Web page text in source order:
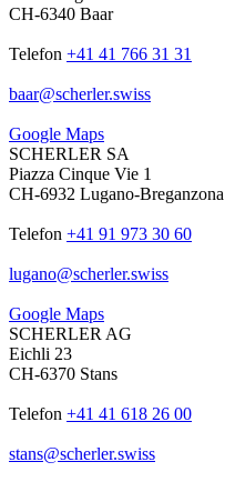
CH-6340 Baar
Telefon +41 41 766 31 31
baar@scherler.swiss
Google Maps
SCHERLER SA
Piazza Cinque Vie 1
CH-6932 Lugano-Breganzona
Telefon +41 91 973 30 60
lugano@scherler.swiss
Google Maps
SCHERLER AG
Eichli 23
CH-6370 Stans
Telefon +41 41 618 26 00
stans@scherler.swiss